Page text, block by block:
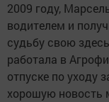
2009 году,
водителем и
судьбу свою
работала в
отпуске по уходу
хорошую новость